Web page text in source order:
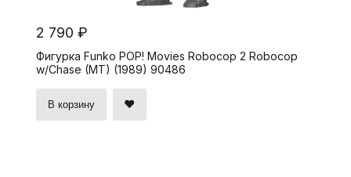
2 790 ₽
Фигурка Funko POP! Movies Robocop 2 Robocop
w/Chase (MT) (1989) 90486
В корзину